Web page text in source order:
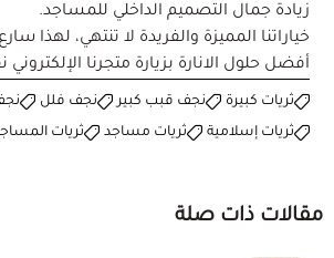
زيادة جمال التصميم الداخلي للمساجد.
خياراتنا المميزة والفريدة لا تنتهي، لهذا
أفضل حلول الانارة بزيارة متجرنا الإلكتروني
ثريات كبيرة نجف قبب كبير نجف فلل
ثريات إسلامية
ثريات مساجد ثريات
مقالات ذات صلة